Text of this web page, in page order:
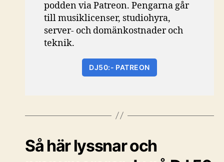
podden via Patreon. Pengarna går
till musiklicenser, studiohyra,
server- och domänkostnader och
teknik.
DJ50:- PATREON
Så här lyssnar och